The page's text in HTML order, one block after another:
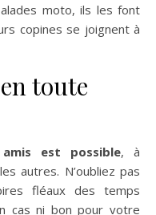
moto, ils les font
copines se joignent à
toute
est possible, à
autres. N’oubliez pas
fléaux des temps
cas ni bon pour votre